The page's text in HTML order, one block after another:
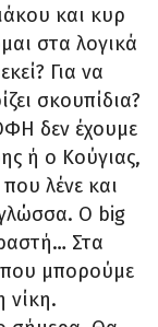
και κυρ
στα λογικά
Για να
σκουπίδια?
δεν έχουμε
ή ο Κούγιας,
λένε και
Ο big
Στα
μπορούμε
νίκη.